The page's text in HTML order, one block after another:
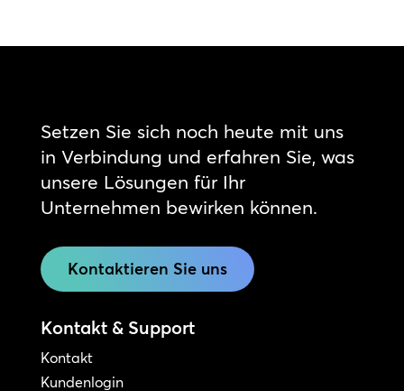
Setzen Sie sich noch heute mit uns
in Verbindung und erfahren Sie, was
unsere Lösungen für Ihr
Unternehmen bewirken können.
Kontaktieren Sie uns
Kontakt & Support
Kontakt
Kundenlogin